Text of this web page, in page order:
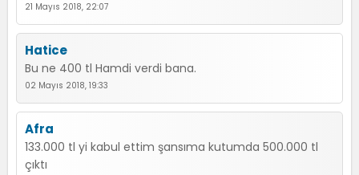
21 Mayıs 2018, 22:07
Hatice
Bu ne 400 tl Hamdi verdi bana.
02 Mayıs 2018, 19:33
Afra
133.000 tl yi kabul ettim şansıma kutumda 500.000 tl
çıktı